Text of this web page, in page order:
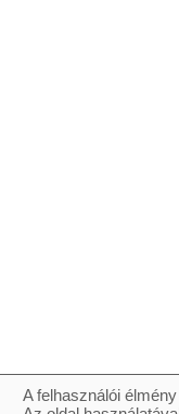
A felhasználói